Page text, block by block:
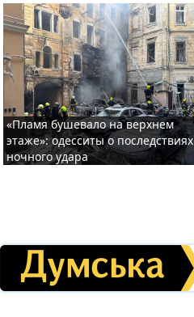
«Пламя бушевало на верхнем
этаже»: одесситы о последствиях
ночного удара